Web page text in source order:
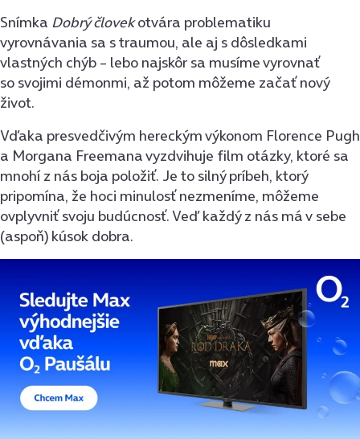
Snímka Dobrý človekotvára problematiku
vyrovnávania sa s traumou, ale aj s dôsledkami
vlastných chýb – lebo najskôr sa musíme vyrovnať
so svojimi démonmi, až potom môžeme začať nový
život.
Vďaka presvedčivým hereckým výkonom Florence Pugh
a Morgana Freemana vyzdvihuje film otázky, ktoré sa
mnohí z nás boja položiť. Je to silný príbeh, ktorý
pripomína, že hoci minulosť nezmeníme, môžeme
ovplyvniť svoju budúcnosť. Veď každý z nás má v sebe
(aspoň) kúsok dobra.